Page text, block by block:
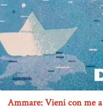
Ammare: Vieni con me